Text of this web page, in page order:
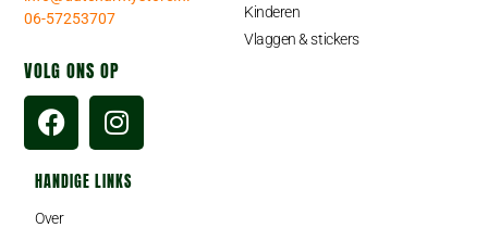
06-57253707
VOLG ONS OP
Kinderen
Vlaggen & stickers
HANDIGE LINKS
Over